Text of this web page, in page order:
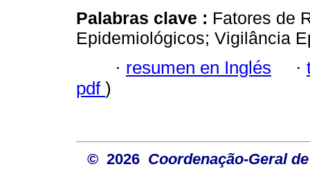
Palabras clave : Fatores de
Epidemiológicos; Vigilância
· resumen en Inglés ·
pdf )
© 2026 Coordenação-Geral